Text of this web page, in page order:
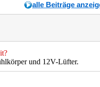
alle Beiträge
und 12V-Lüfter.